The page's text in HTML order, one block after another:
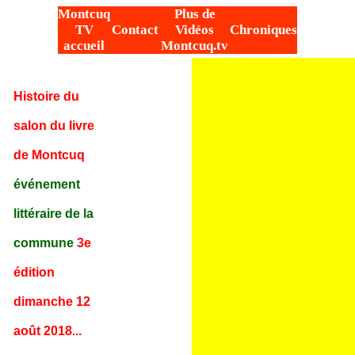
Montcuq
TV
accueil
Contact
Plus de
Vidéos
Montcuq.tv
Chroniques
Histoire du
salon du livre
de Montcuq
événement
littéraire de la
commune 3e
édition
dimanche 12
août 2018...